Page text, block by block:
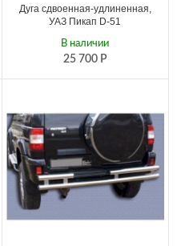
Дуга сдвоенная-удлиненная,
УАЗ Пикап D-51
25 700 Р
В наличии